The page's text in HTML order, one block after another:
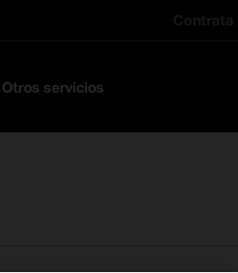
Otros servicios